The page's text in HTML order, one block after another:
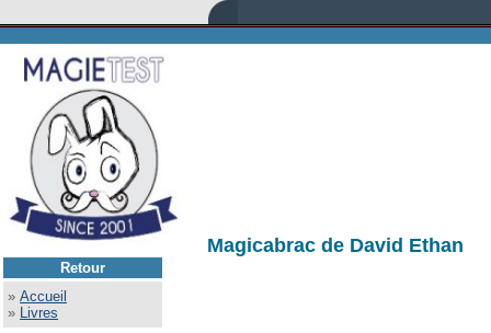
Retour
» Accueil
» Livres
Magicabrac de David Ethan